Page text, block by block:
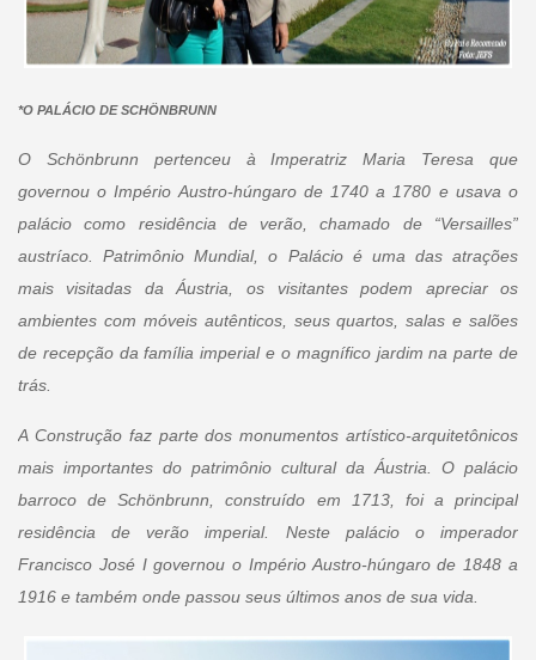
*O PALÁCIO DE SCHÖNBRUNN
O Schönbrunn pertenceu à Imperatriz Maria Teresa que
governou o Império Austro-húngaro de 1740 a 1780 e usava o
palácio como residência de verão, chamado de “Versailles”
austríaco. Patrimônio Mundial, o Palácio é uma das atrações
mais visitadas da Áustria, os visitantes podem apreciar os
ambientes com móveis autênticos, seus quartos, salas e salões
de recepção da família imperial e o magnífico jardim na parte de
trás.
A Construção faz parte dos monumentos artístico-arquitetônicos
mais importantes do patrimônio cultural da Áustria. O palácio
barroco de Schönbrunn, construído em 1713, foi a principal
residência de verão imperial. Neste palácio o imperador
Francisco José I governou o Império Austro-húngaro de 1848 a
1916 e também onde passou seus últimos anos de sua vida.